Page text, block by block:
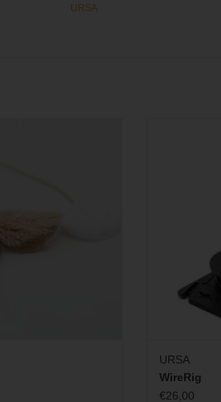
URSA
ZUM
URSA
WireRig
€26,00